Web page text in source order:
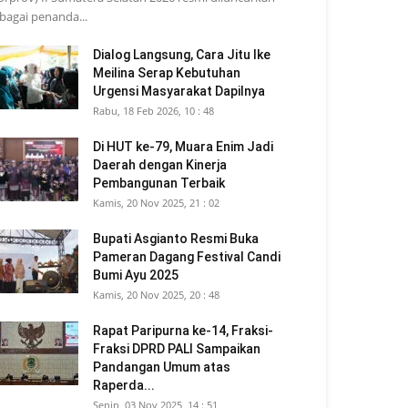
penanda...
Dialog Langsung, Cara Jitu Ike
Meilina Serap Kebutuhan
Urgensi Masyarakat Dapilnya
Rabu, 18 Feb 2026, 10 : 48
Di HUT ke-79, Muara Enim Jadi
Daerah dengan Kinerja
Pembangunan Terbaik
Kamis, 20 Nov 2025, 21 : 02
Bupati Asgianto Resmi Buka
Pameran Dagang Festival Candi
Bumi Ayu 2025
Kamis, 20 Nov 2025, 20 : 48
Rapat Paripurna ke-14, Fraksi-
Fraksi DPRD PALI Sampaikan
Pandangan Umum atas
Raperda...
Senin, 03 Nov 2025, 14 : 51